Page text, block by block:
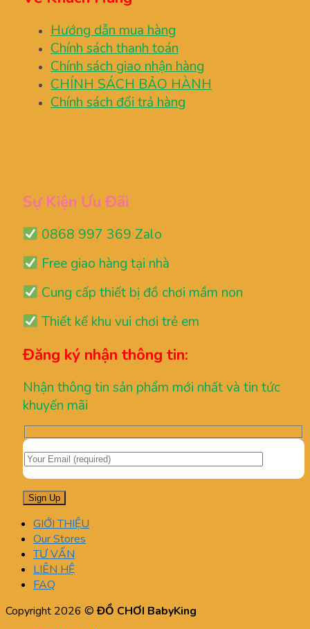
Hướng dẫn mua hàng
Chính sách thanh toán
Chính sách giao nhận hàng
CHÍNH SÁCH BẢO HÀNH
Chính sách đổi trả hàng
Sự Kiện Ưu Đãi
0868 997 369 Zalo
Free giao hàng tại nhà
Cung cấp thiết bị đồ chơi mầm non
Thiết kế khu vui chơi trẻ em
Đăng ký nhận thông tin:
Nhận thông tin sản phẩm mới nhất và tin tức
khuyến mãi
GIỚI THIỆU
Our Stores
TƯ VẤN
LIÊN HỆ
FAQ
Copyright 2026 ©ĐỒ CHƠI BabyKing